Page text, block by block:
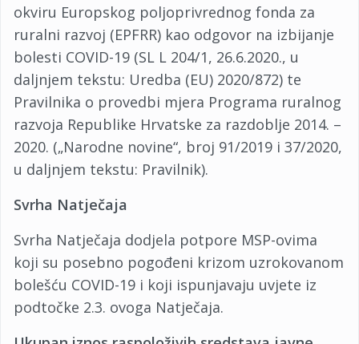
okviru Europskog poljoprivrednog fonda za
ruralni razvoj (EPFRR) kao odgovor na izbijanje
bolesti COVID-19 (SL L 204/1, 26.6.2020., u
daljnjem tekstu: Uredba (EU) 2020/872) te
Pravilnika o provedbi mjera Programa ruralnog
razvoja Republike Hrvatske za razdoblje 2014. –
2020. („Narodne novine“, broj 91/2019 i 37/2020,
u daljnjem tekstu: Pravilnik).
Svrha Natječaja
Svrha Natječaja dodjela potpore MSP-ovima
koji su posebno pogođeni krizom uzrokovanom
bolešću COVID-19 i koji ispunjavaju uvjete iz
podtočke 2.3. ovoga Natječaja.